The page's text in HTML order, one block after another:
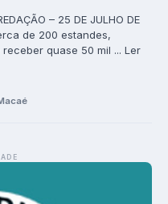
– 25 DE JULHO DE
de 200 estandes,
quase 50 mil ... Ler